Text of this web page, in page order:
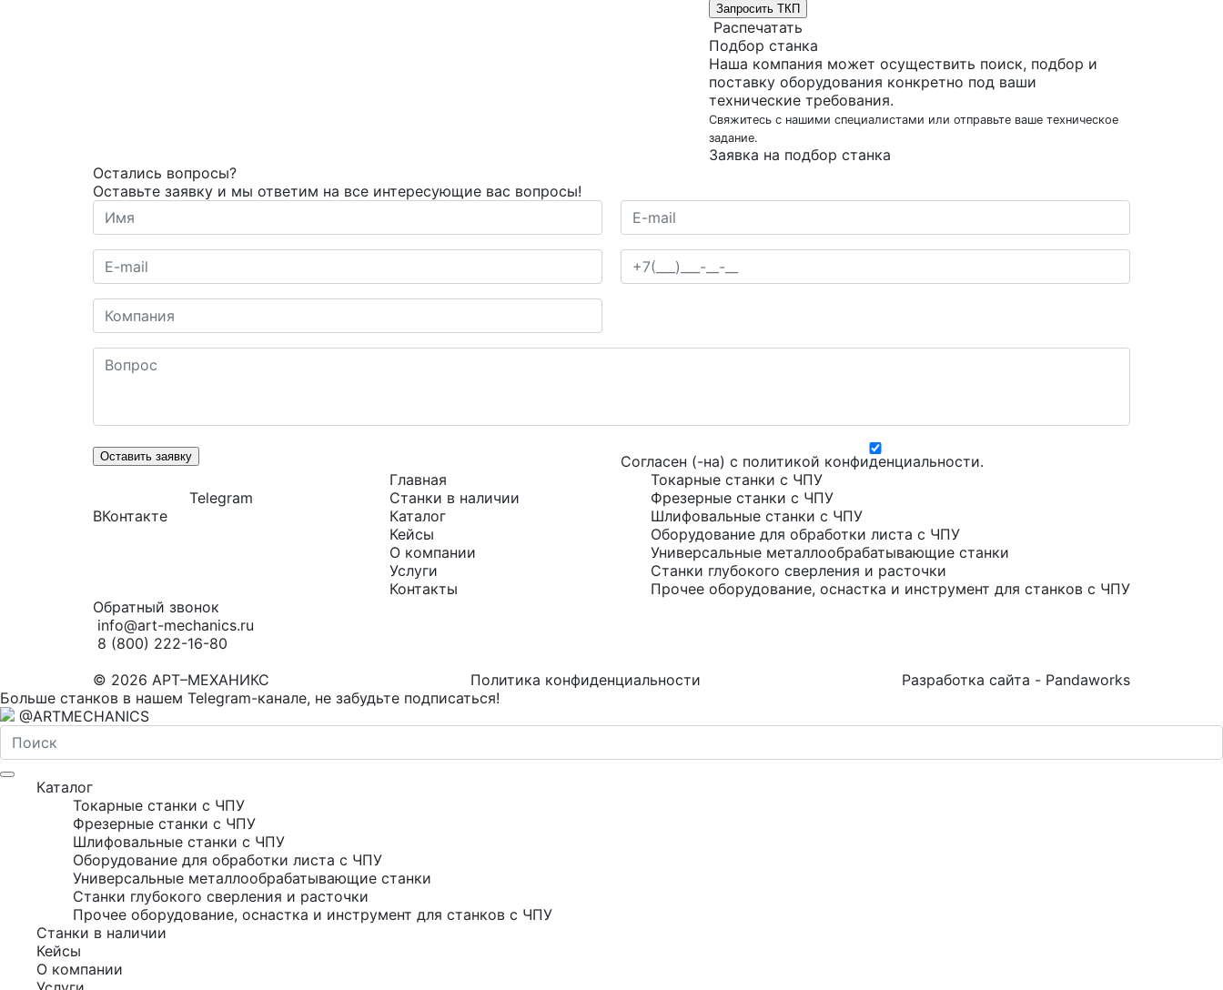
Запросить ТКП
Распечатать
Подбор станка
Наша компания может осуществить поиск, подбор и
поставку оборудования конкретно под ваши
технические требования.
Свяжитесь с нашими специалистами или отправьте ваше техническое
задание.
Заявка на подбор станка
Остались вопросы?
Оставьте заявку и мы ответим на все интересующие вас вопросы!
Оставить заявку Согласен (-на) с политикой конфиденциальности.
ВКонтакте
Telegram
Главная
Станки в наличии
Каталог
Кейсы
О компании
Услуги
Контакты
Токарные станки с ЧПУ
Фрезерные станки с ЧПУ
Шлифовальные станки с ЧПУ
Оборудование для обработки листа с ЧПУ
Универсальные металлообрабатывающие станки
Станки глубокого сверления и расточки
Прочее оборудование, оснастка и инструмент для станков с ЧПУ
Обратный звонок
info@art-mechanics.ru
8 (800) 222-16-80
© 2026 АРТ–МЕХАНИКС
Политика конфиденциальности
Разработка сайта - Pandaworks
Больше станков в нашем Telegram-канале, не забудьте подписаться!
@ARTMECHANICS
Каталог
Токарные станки с ЧПУ
Фрезерные станки с ЧПУ
Шлифовальные станки с ЧПУ
Оборудование для обработки листа с ЧПУ
Универсальные металлообрабатывающие станки
Станки глубокого сверления и расточки
Прочее оборудование, оснастка и инструмент для станков с ЧПУ
Станки в наличии
Кейсы
О компании